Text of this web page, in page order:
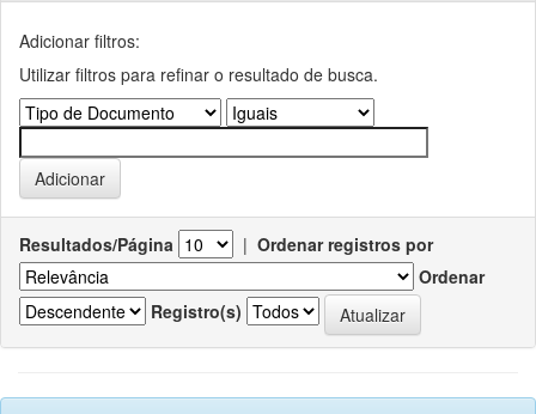
Adicionar filtros:
Utilizar filtros para refinar o resultado de busca.
Resultados/Página | Ordenar registros por
Ordenar
Registro(s)